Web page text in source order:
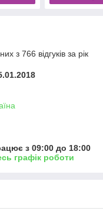
з 766 відгуків за рік
з 09:00 до 18:00
графік роботи